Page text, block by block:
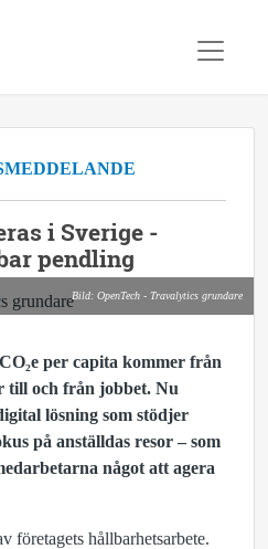
i Sverige -
pendling
Bild: OpenTech - Travalytics grundare
per capita kommer från
till och från jobbet. Nu
lösning som stödjer
på anställdas resor – som
något att agera
företagets hållbarhetsarbete.